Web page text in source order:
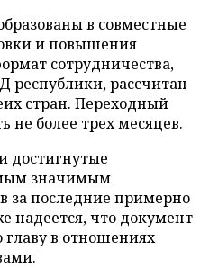
в совместные
и повышения
сотрудничества,
рассчитан
стран. Переходный
не более трех месяцев.
достигнутые
значимым
за последние примерно
надеется, что документ
в отношениях